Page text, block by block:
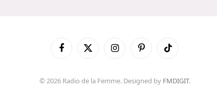
FacebookX
InstagramPinterestTikTok
© 2026 Radio de la Femme. Designed by FMDIGIT.